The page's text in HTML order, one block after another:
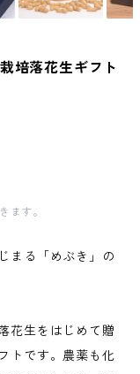
培落花生ギフト
ます。
まる「めぶき」の
花生をはじめて贈
トです。農薬も化